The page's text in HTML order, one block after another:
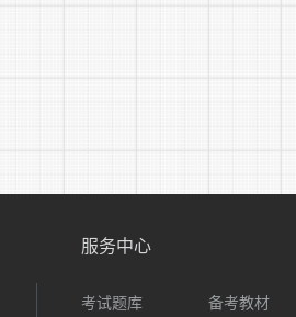
服务中心
考试题库 备考教材